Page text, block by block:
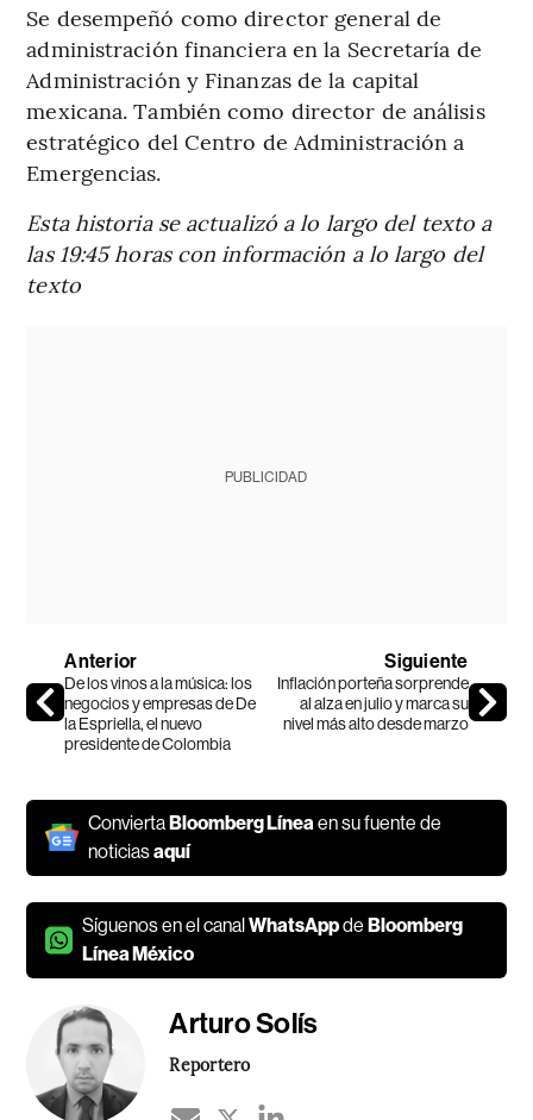
Se desempeñó como director general de
administración financiera en la Secretaría de
Administración y Finanzas de la capital
mexicana. También como director de análisis
estratégico del Centro de Administración a
Emergencias.
Esta historia se actualizó a lo largo del texto a
las 19:45 horas con información a lo largo del
texto
PUBLICIDAD
Anterior
De los vinos a la música: los
negocios y empresas de De
la Espriella, el nuevo
presidente de Colombia
Siguiente
Inflación porteña sorprende
al alza en julio y marca su
nivel más alto desde marzo
ConviertaBloomberg Línea en su fuente de
noticiasaquí
Síguenos en el canalWhatsAppdeBloomberg
Línea México
Arturo Solís
Reportero